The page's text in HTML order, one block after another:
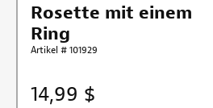
Rosette mit einem
Ring
Artikel # 101929
14,99 $